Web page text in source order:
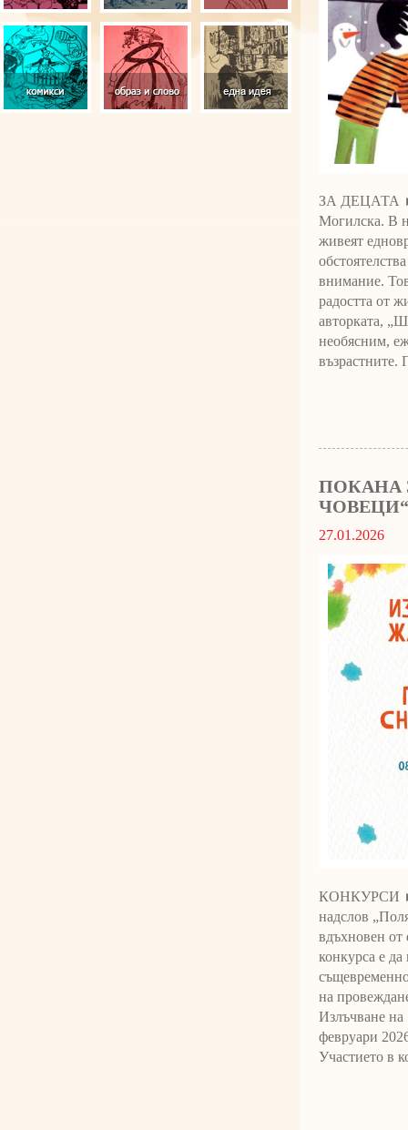
ЗА ДЕЦАТА ►
Могилска. В
живеят
внимание.
радостта от
авторката,
необясним,
възрастните.
ПОКАНА
27.01.2026
КОНКУРСИ ►
надслов
вдъхновен
конкурса е
на
Излъчване на
февруари
Участието в